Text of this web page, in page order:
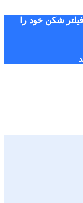
شکن خود را